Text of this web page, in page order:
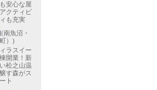
安心な屋
クティビ
も充実
(南魚沼・
）)
ラスイー
棟開業！新
松之山温
す森がス
ト